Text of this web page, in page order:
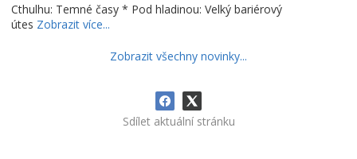
Cthulhu: Temné časy * Pod hladinou: Velký bariérový
útes Zobrazit více...
Zobrazit všechny novinky...
Sdílet aktuální stránku